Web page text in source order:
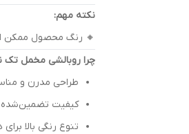
نکته مهم:
🔸 رنگ محصول ممکن
چرا روبالشی مخمل تک
طراحی مدرن و
کیفیت تضمین‌شده
تنوع رنگی بالا